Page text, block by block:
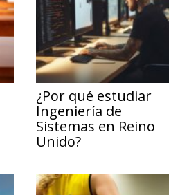
¿Por qué estudiar
Ingeniería de
Sistemas en Reino
Unido?